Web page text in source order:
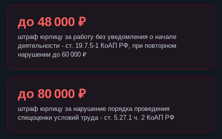
до 48 000 ₽
штраф юрлицу за работу без уведомления о начале
деятельности - ст. 19.7.5-1 КоАП РФ, при повторном
нарушении до 60 000 ₽
до 80 000 ₽
штраф юрлицу за нарушение порядка проведения
спецоценки условий труда - ст. 5.27.1 ч. 2 КоАП РФ